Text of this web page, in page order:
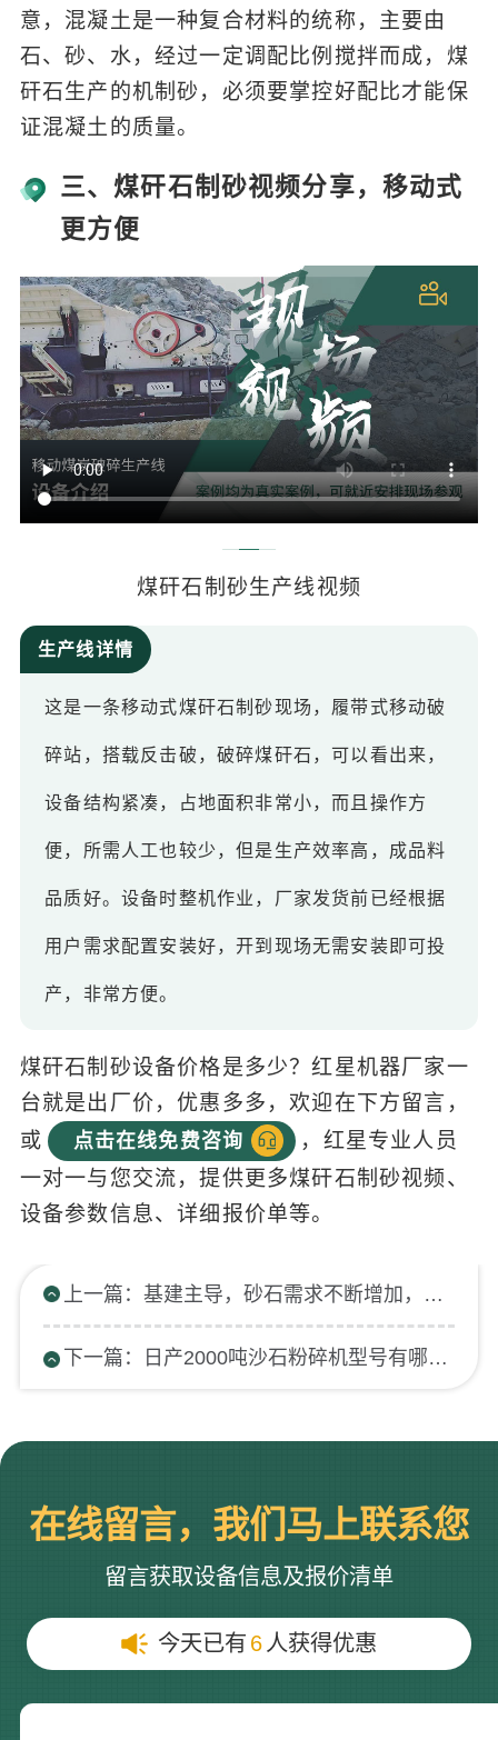
意，混凝土是一种复合材料的统称，主要由
石、砂、水，经过一定调配比例搅拌而成，煤
矸石生产的机制砂，必须要掌控好配比才能保
证混凝土的质量。
三、煤矸石制砂视频分享，移动式
更方便
煤矸石制砂生产线视频
生产线详情
这是一条移动式煤矸石制砂现场，履带式移动破
碎站，搭载反击破，破碎煤矸石，可以看出来，
设备结构紧凑，占地面积非常小，而且操作方
便，所需人工也较少，但是生产效率高，成品料
品质好。设备时整机作业，厂家发货前已经根据
用户需求配置安装好，开到现场无需安装即可投
产，非常方便。
煤矸石制砂设备价格是多少？红星机器厂家一
台就是出厂价，优惠多多，欢迎在下方留言，
或
点击在线免费咨询
，红星专业人员
一对一与您交流，提供更多煤矸石制砂视频、
设备参数信息、详细报价单等。
上一篇：基建主导，砂石需求不断增加，环保砂石生产线愈发吃香！
下一篇：日产2000吨沙石粉碎机型号有哪些？需要多少钱？
在线留言，我们马上联系您
留言获取设备信息及报价清单
今天已有 6 人获得优惠